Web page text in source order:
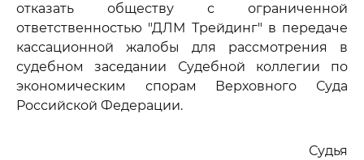
отказать обществу с ограниченной
ответственностью "ДЛМ Трейдинг" в передаче
кассационной жалобы для рассмотрения в
судебном заседании Судебной коллегии по
экономическим спорам Верховного Суда
Российской Федерации.
Судья